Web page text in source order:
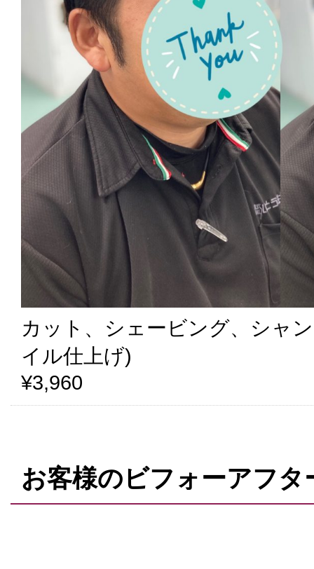
カット、シェービング、シャ
イル仕上げ)
¥3,960
お客様のビフォーアフタ